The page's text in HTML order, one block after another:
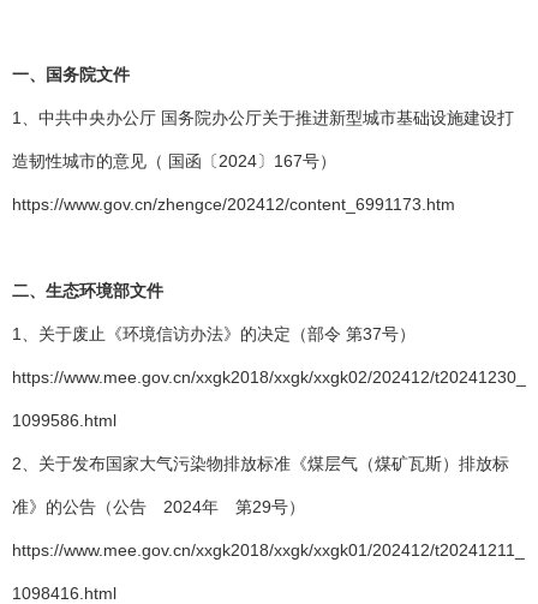
一、 国务院文件
1、中共中央办公厅 国务院办公厅关于推进新型城市基础设施建设打
造韧性城市的意见（ 国函〔2024〕167号）
https://www.gov.cn/zhengce/202412/content_6991173.htm
二、 生态环境部文件
1、关于废止《环境信访办法》的决定（部令 第37号）
https://www.mee.gov.cn/xxgk2018/xxgk/xxgk02/202412/t20241230_
1099586.html
2、关于发布国家大气污染物排放标准《煤层气（煤矿瓦斯）排放标
准》的公告（公告 2024年 第29号）
https://www.mee.gov.cn/xxgk2018/xxgk/xxgk01/202412/t20241211_
1098416.html